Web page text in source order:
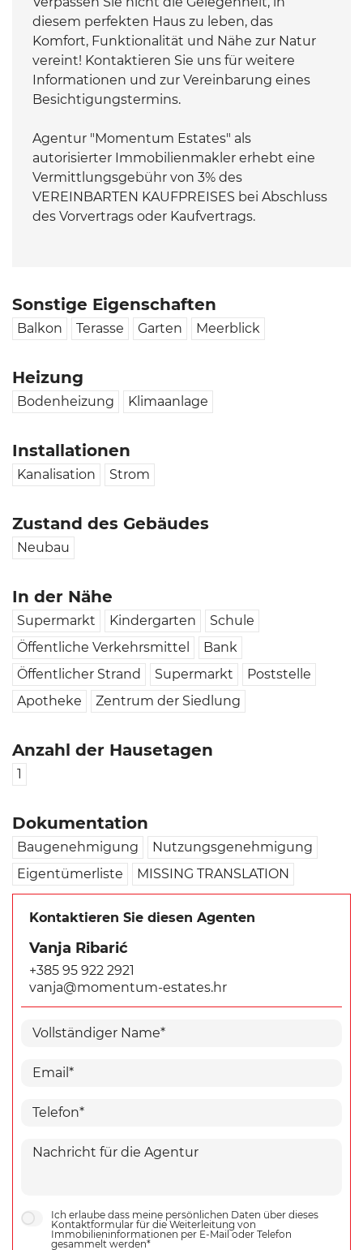
diesem perfekten Haus zu leben, das
Komfort, Funktionalität und Nähe zur Natur
vereint! Kontaktieren Sie uns für weitere
Informationen und zur Vereinbarung eines
Besichtigungstermins.
Agentur "Momentum Estates" als
autorisierter Immobilienmakler erhebt eine
Vermittlungsgebühr von 3% des
VEREINBARTEN KAUFPREISES bei Abschluss
des Vorvertrags oder Kaufvertrags.
Sonstige Eigenschaften
Balkon Terasse Garten Meerblick
Heizung
Bodenheizung Klimaanlage
Installationen
Kanalisation Strom
Zustand des Gebäudes
Neubau
In der Nähe
Supermarkt Kindergarten
Schule
Öffentliche Verkehrsmittel
Bank
Öffentlicher Strand
Supermarkt
Poststelle
Apotheke
Zentrum der Siedlung
Anzahl der Hausetagen
1
Dokumentation
Baugenehmigung
Nutzungsgenehmigung
Eigentümerliste
MISSING TRANSLATION
Kontaktieren Sie diesen Agenten
Vanja Ribarić
+385 95 922 2921
vanja@momentum-estates.hr
Ich erlaube dass meine persönlichen Daten über dieses
Kontaktformular für die Weiterleitung von
Immobilieninformationen per E-Mail oder Telefon
gesammelt werden*